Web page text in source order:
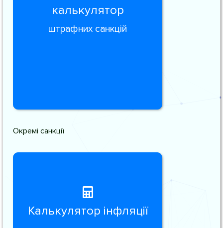
калькулятор
штрафних санкцій
Окремі санкції
Калькулятор інфляції